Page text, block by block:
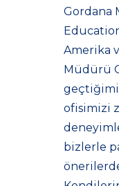
Gordana
Amerika
Müdürü
ofisimizi
bizlerle